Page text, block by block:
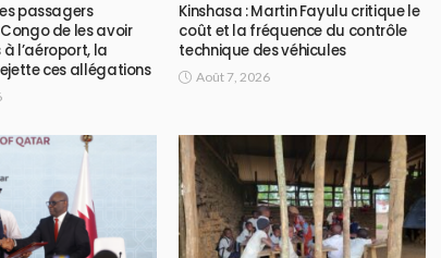
passagers
de les avoir
l’aéroport, la
ces allégations
Kinshasa : Martin Fayulu critique le
coût et la fréquence du contrôle
technique des véhicules
Août 7, 2026